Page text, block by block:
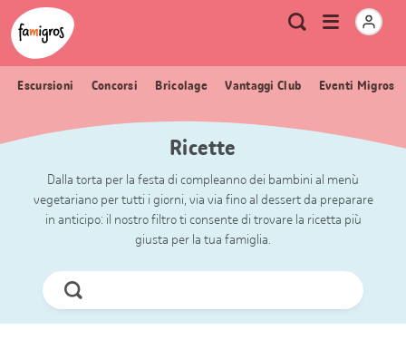
Navigazione
segnalibri
Header
Logo Metanavigazione
Ricerca
Apri
menu
Escursioni Concorsi Bricolage Vantaggi Club Eventi Migros
Ricette
Dalla torta per la festa di compleanno dei bambini al menù
vegetariano per tutti i giorni, via via fino al dessert da preparare
in anticipo: il nostro filtro ti consente di trovare la ricetta più
giusta per la tua famiglia.
Cerca
ora